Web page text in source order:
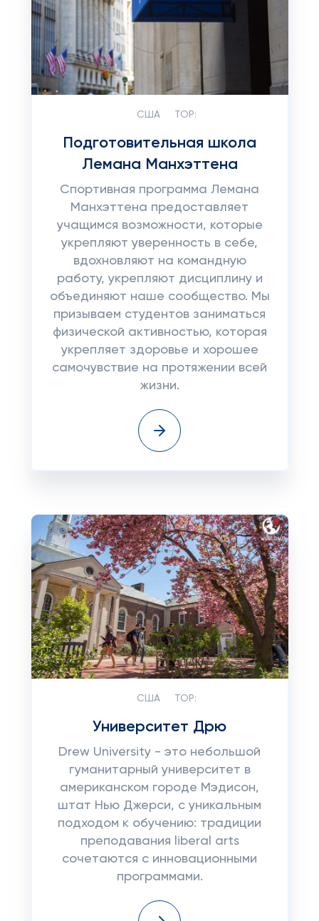
США TOP:
Подготовительная школа
Лемана Манхэттена
Спортивная программа Лемана
Манхэттена предоставляет
учащимся возможности, которые
укрепляют уверенность в себе,
вдохновляют на командную
работу, укрепляют дисциплину и
объединяют наше сообщество. Мы
призываем студентов заниматься
физической активностью, которая
укрепляет здоровье и хорошее
самочувствие на протяжении всей
жизни.
США TOP:
Университет Дрю
Drew University - это небольшой
гуманитарный университет в
американском городе Мэдисон,
штат Нью Джерси, с уникальным
подходом к обучению: традиции
преподавания liberal arts
сочетаются с инновационными
программами.